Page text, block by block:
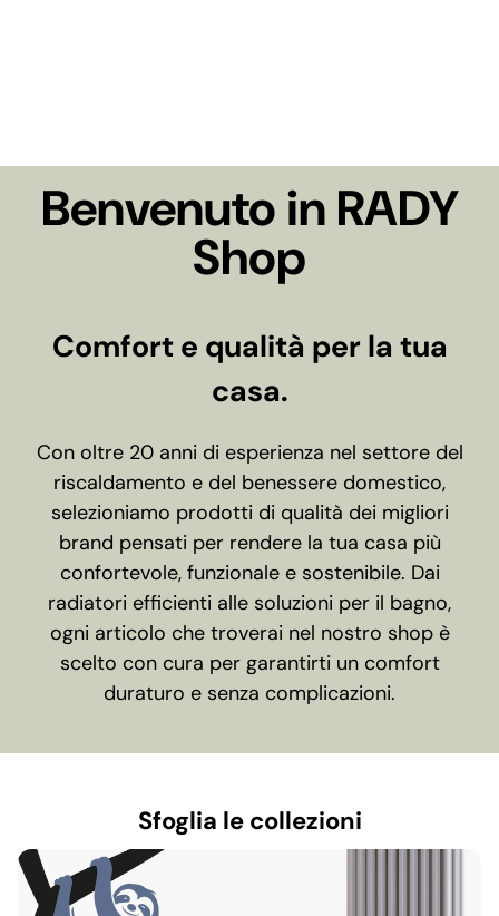
Benvenuto in RADY
Shop
Comfort e qualità per la tua
casa.
Con oltre 20 anni di esperienza nel settore del
riscaldamento e del benessere domestico,
selezioniamo prodotti di qualità dei migliori
brand pensati per rendere la tua casa più
confortevole, funzionale e sostenibile. Dai
radiatori efficienti alle soluzioni per il bagno,
ogni articolo che troverai nel nostro shop è
scelto con cura per garantirti un comfort
duraturo e senza complicazioni.
Sfoglia le collezioni